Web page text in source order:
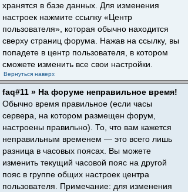
хранятся в базе данных. Для изменения
настроек нажмите ссылку «Центр
пользователя», которая обычно находится
сверху страниц форума. Нажав на ссылку, вы
попадете в центр пользователя, в котором
сможете изменить все свои настройки.
Вернуться наверх
faq#11 » На форуме неправильное время!
Обычно время правильное (если часы
сервера, на котором размещен форум,
настроены правильно). То, что вам кажется
неправильным временем — это всего лишь
разница в часовых поясах. Вы можете
изменить текущий часовой пояс на другой
пояс в группе общих настроек центра
пользователя. Примечание: для изменения